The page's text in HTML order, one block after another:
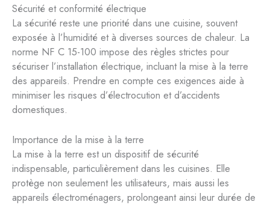
Sécurité et conformité électrique
La sécurité reste une priorité dans une cuisine, souvent
exposée à l’humidité et à diverses sources de chaleur. La
norme NF C 15-100 impose des règles strictes pour
sécuriser l’installation électrique, incluant la mise à la terre
des appareils. Prendre en compte ces exigences aide à
minimiser les risques d’électrocution et d’accidents
domestiques.
Importance de la mise à la terre
La mise à la terre est un dispositif de sécurité
indispensable, particulièrement dans les cuisines. Elle
protège non seulement les utilisateurs, mais aussi les
appareils électroménagers, prolongeant ainsi leur durée de